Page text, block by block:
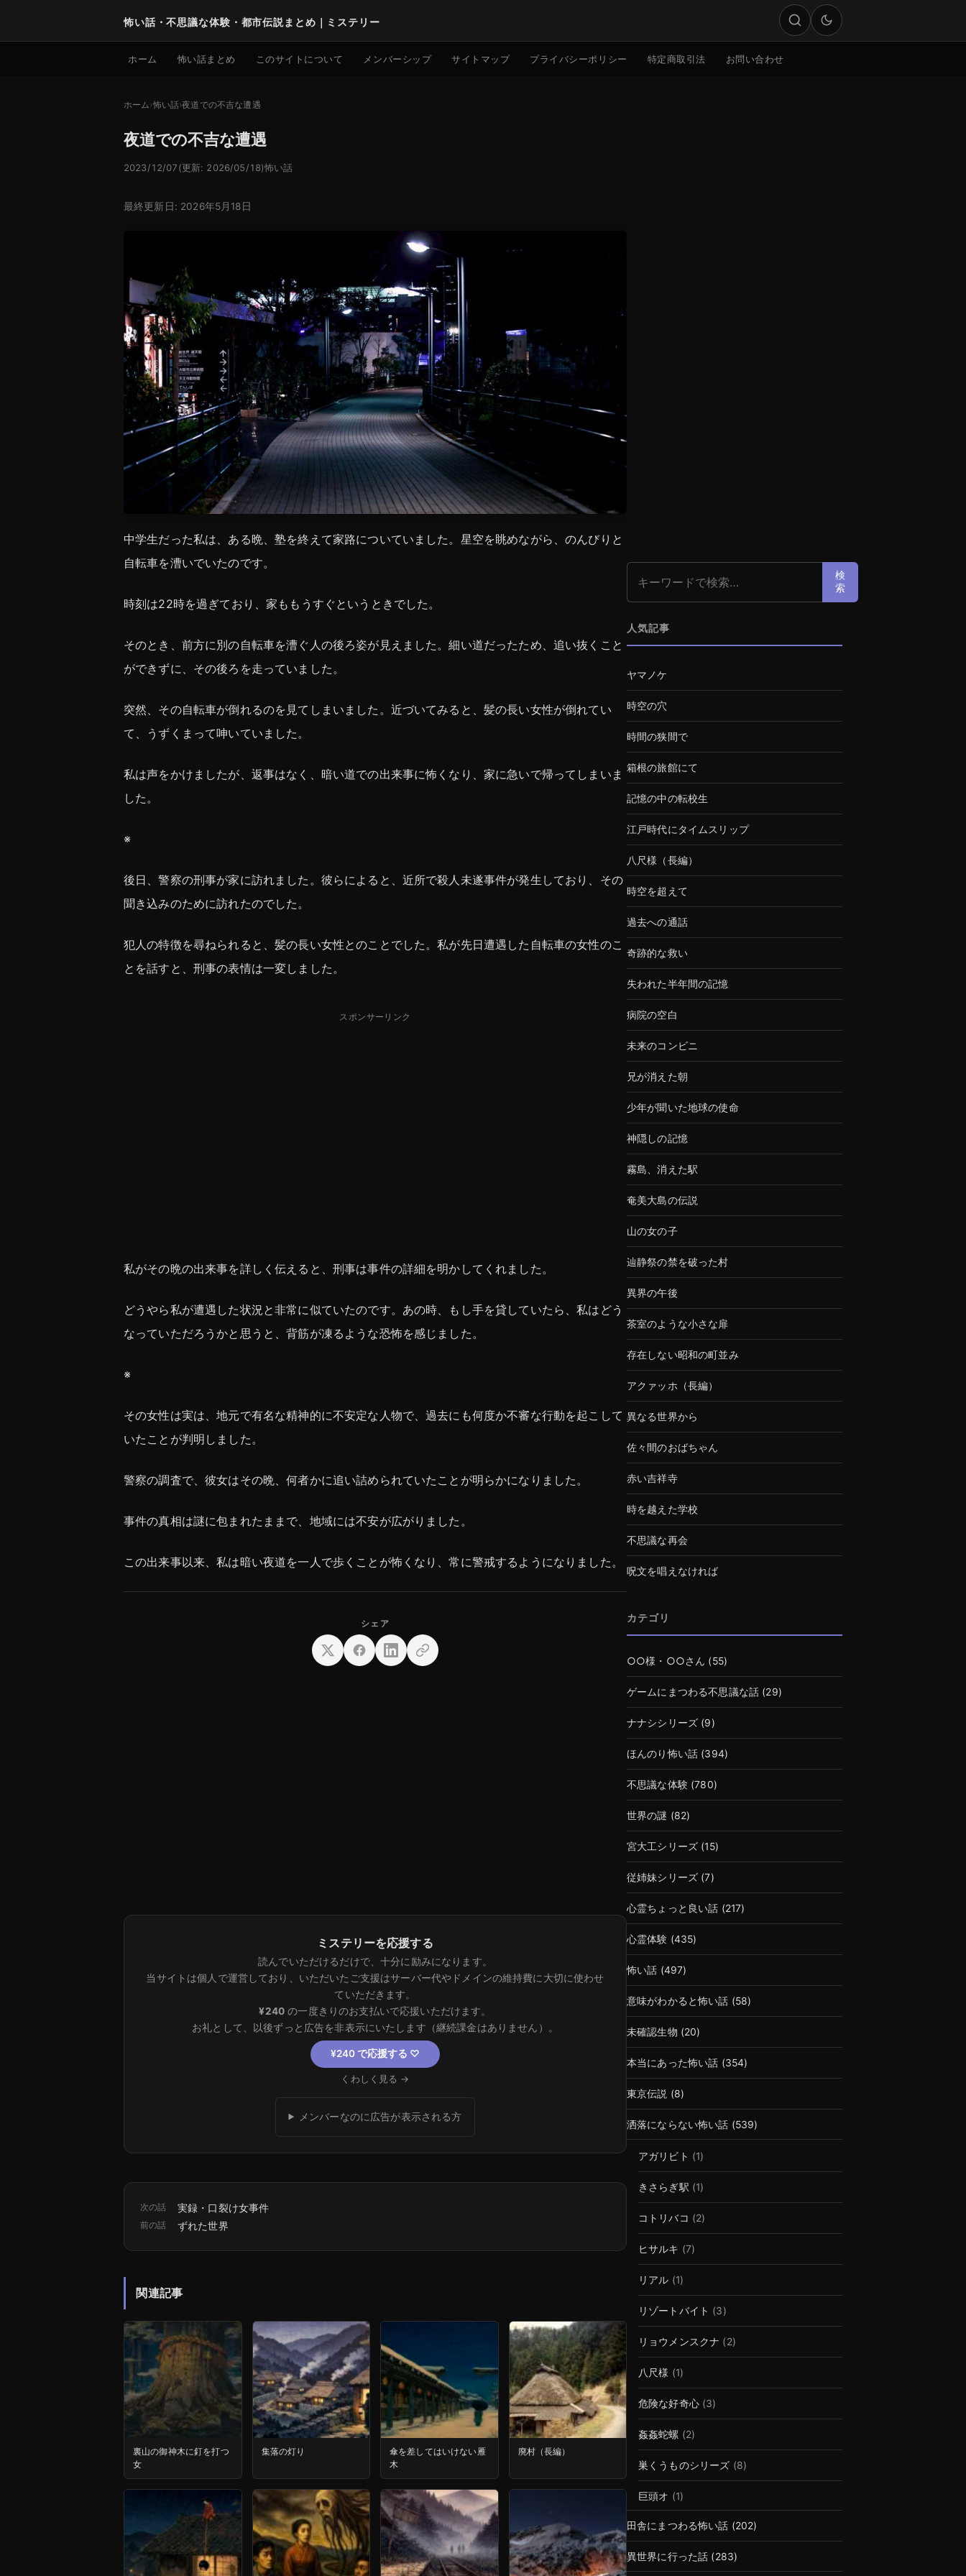
怖い話・不思議な体験・都市伝説まとめ｜ミステリー
ホーム 怖い話まとめ このサイトについて メンバーシップ サイトマップ プライバシーポリシー 特定商取引法 お問い合わせ
ホーム 怖い話 夜道での不吉な遭遇
夜道での不吉な遭遇
2023/12/07 (更新: 2026/05/18)怖い話
最終更新日: 2026年5月18日
中学生だった私は、ある晩、塾を終えて家路についていました。星空を眺めながら、のんびりと
自転車を漕いでいたのです。
時刻は22時を過ぎており、家ももうすぐというときでした。
そのとき、前方に別の自転車を漕ぐ人の後ろ姿が見えました。細い道だったため、追い抜くこと
ができずに、その後ろを走っていました。
突然、その自転車が倒れるのを見てしまいました。近づいてみると、髪の長い女性が倒れてい
て、うずくまって呻いていました。
私は声をかけましたが、返事はなく、暗い道での出来事に怖くなり、家に急いで帰ってしまいま
した。
※
後日、警察の刑事が家に訪れました。彼らによると、近所で殺人未遂事件が発生しており、その
聞き込みのために訪れたのでした。
犯人の特徴を尋ねられると、髪の長い女性とのことでした。私が先日遭遇した自転車の女性のこ
とを話すと、刑事の表情は一変しました。
スポンサーリンク
私がその晩の出来事を詳しく伝えると、刑事は事件の詳細を明かしてくれました。
どうやら私が遭遇した状況と非常に似ていたのです。あの時、もし手を貸していたら、私はどう
なっていただろうかと思うと、背筋が凍るような恐怖を感じました。
※
その女性は実は、地元で有名な精神的に不安定な人物で、過去にも何度か不審な行動を起こして
いたことが判明しました。
警察の調査で、彼女はその晩、何者かに追い詰められていたことが明らかになりました。
事件の真相は謎に包まれたままで、地域には不安が広がりました。
この出来事以来、私は暗い夜道を一人で歩くことが怖くなり、常に警戒するようになりました。
ミステリーを応援する
読んでいただけるだけで、十分に励みになります。
当サイトは個人で運営しており、いただいたご支援はサーバー代やドメインの維持費に大切に使わせ
ていただきます。
¥240 の一度きりのお支払いで応援いただけます。
お礼として、以後ずっと広告を非表示にいたします（継続課金はありません）。
¥240 で応援する ♡
くわしく見る →
メンバーなのに広告が表示される方
次の話 実録・口裂け女事件
前の話 ずれた世界
関連記事
裏山の御神木に釘を打つ
女
集落の灯り
傘を差してはいけない雁
木
廃村（長編）
検
索
人気記事
ヤマノケ
時空の穴
時間の狭間で
箱根の旅館にて
記憶の中の転校生
江戸時代にタイムスリップ
八尺様（長編）
時空を超えて
過去への通話
奇跡的な救い
失われた半年間の記憶
病院の空白
未来のコンビニ
兄が消えた朝
少年が聞いた地球の使命
神隠しの記憶
霧島、消えた駅
奄美大島の伝説
山の女の子
辿静祭の禁を破った村
異界の午後
茶室のような小さな扉
存在しない昭和の町並み
アクァッホ（長編）
異なる世界から
佐々間のおばちゃん
赤い吉祥寺
時を越えた学校
不思議な再会
呪文を唱えなければ
カテゴリ
○○様・○○さん (55)
ゲームにまつわる不思議な話 (29)
ナナシシリーズ (9)
ほんのり怖い話 (394)
不思議な体験(780)
世界の謎 (82)
宮大工シリーズ (15)
従姉妹シリーズ (7)
心霊ちょっと良い話 (217)
心霊体験 (435)
怖い話 (497)
意味がわかると怖い話 (58)
未確認生物 (20)
本当にあった怖い話 (354)
東京伝説 (8)
洒落にならない怖い話 (539)
アガリビト (1)
きさらぎ駅 (1)
コトリバコ (2)
ヒサルキ (7)
リアル (1)
リゾートバイト (3)
リョウメンスクナ (2)
八尺様 (1)
危険な好奇心(3)
姦姦蛇螺 (2)
巣くうものシリーズ (8)
巨頭オ (1)
田舎にまつわる怖い話 (202)
異世界に行った話 (283)